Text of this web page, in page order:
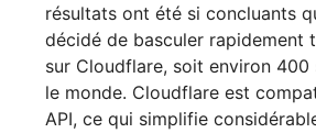
résultats ont été si concluants
décidé de basculer rapidement
sur Cloudflare, soit environ 400
le monde. Cloudflare est
API, ce qui simplifie